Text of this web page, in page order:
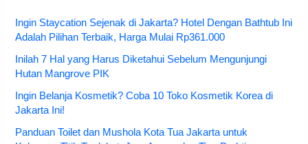
Ingin Staycation Sejenak di Jakarta? Hotel Dengan Bathtub Ini
Adalah Pilihan Terbaik, Harga Mulai Rp361.000
Inilah 7 Hal yang Harus Diketahui Sebelum Mengunjungi
Hutan Mangrove PIK
Ingin Belanja Kosmetik? Coba 10 Toko Kosmetik Korea di
Jakarta Ini!
Panduan Toilet dan Mushola Kota Tua Jakarta untuk